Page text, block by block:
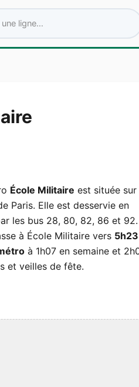
ligne
École Militaire est située sur
Paris. Elle est desservie en
les bus 28, 80, 82, 86 et
à École Militaire vers 5h23
à 1h07 en semaine et
et veilles de fête.